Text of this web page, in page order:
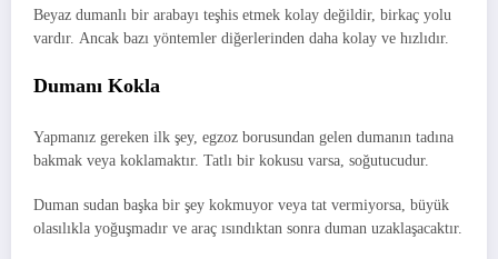
Beyaz dumanlı bir arabayı teşhis etmek kolay değildir, birkaç yolu
vardır. Ancak bazı yöntemler diğerlerinden daha kolay ve hızlıdır.
Dumanı Kokla
Yapmanız gereken ilk şey, egzoz borusundan gelen dumanın tadına
bakmak veya koklamaktır. Tatlı bir kokusu varsa, soğutucudur.
Duman sudan başka bir şey kokmuyor veya tat vermiyorsa, büyük
olasılıkla yoğuşmadır ve araç ısındıktan sonra duman uzaklaşacaktır.